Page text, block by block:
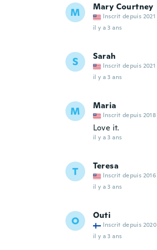
M Mary Courtney
Inscrit depuis 2021
il y a 3 ans
S Sarah
Inscrit depuis 2021
il y a 3 ans
M Maria
Inscrit depuis 2018
Love it.
il y a 3 ans
T Teresa
Inscrit depuis 2016
il y a 3 ans
O Outi
Inscrit depuis 2020
il y a 3 ans